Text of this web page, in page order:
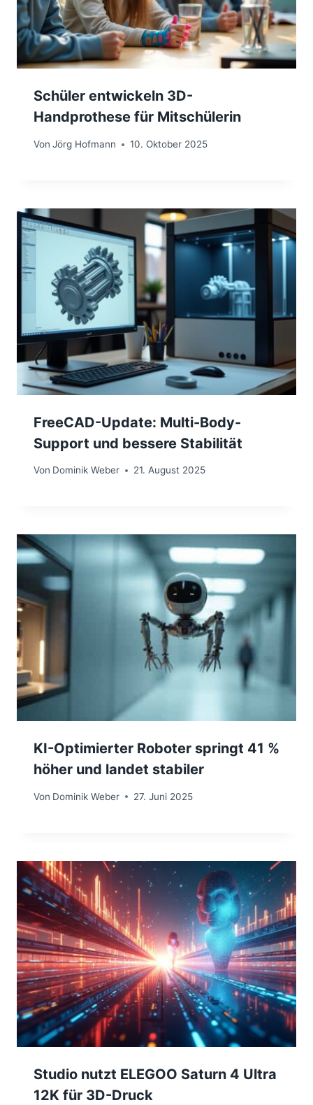
Schüler entwickeln 3D-
Handprothese für Mitschülerin
Von Jörg Hofmann 10. Oktober 2025
FreeCAD-Update: Multi-Body-
Support und bessere Stabilität
Von Dominik Weber 21. August 2025
KI-Optimierter Roboter springt 41 %
höher und landet stabiler
Von Dominik Weber 27. Juni 2025
Studio nutzt ELEGOO Saturn 4 Ultra
12K für 3D-Druck